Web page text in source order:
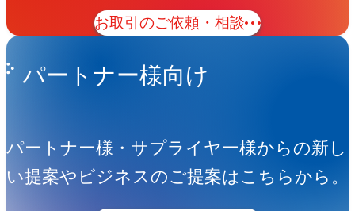
お取引のご依頼・相談
パートナー様向け
パートナー様・サプライヤー様からの新し
い提案やビジネスのご提案はこちらから。